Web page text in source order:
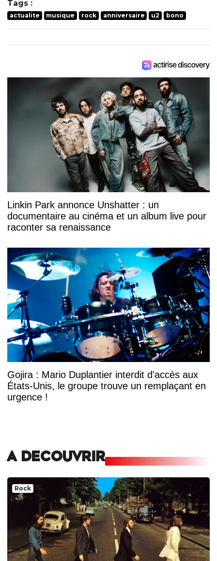
Tags :
actualite musique rock anniversaire u2 bono
Linkin Park annonce Unshatter : un
documentaire au cinéma et un album live pour
raconter sa renaissance
Gojira : Mario Duplantier interdit d'accès aux
États-Unis, le groupe trouve un remplaçant en
urgence !
A DECOUVRIR
Rock